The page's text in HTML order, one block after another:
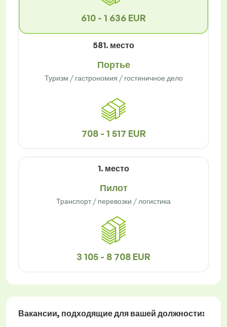
610 - 1 636 EUR
581. место
Портье
Туризм / гастрономия / гостиничное дело
708 - 1 517 EUR
1. место
Пилот
Транспорт / перевозки / логистика
3 105 - 8 708 EUR
Вакансии, подходящие для вашей должности: